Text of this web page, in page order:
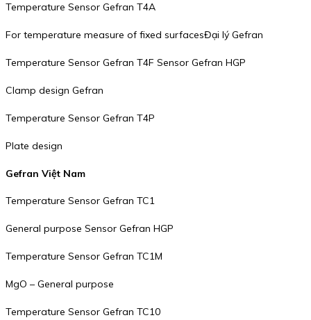
Temperature Sensor Gefran T4A
For temperature measure of fixed surfacesĐại lý Gefran
Temperature Sensor Gefran T4F Sensor Gefran HGP
Clamp design Gefran
Temperature Sensor Gefran T4P
Plate design
Gefran Việt Nam
Temperature Sensor Gefran TC1
General purpose Sensor Gefran HGP
Temperature Sensor Gefran TC1M
MgO – General purpose
Temperature Sensor Gefran TC10